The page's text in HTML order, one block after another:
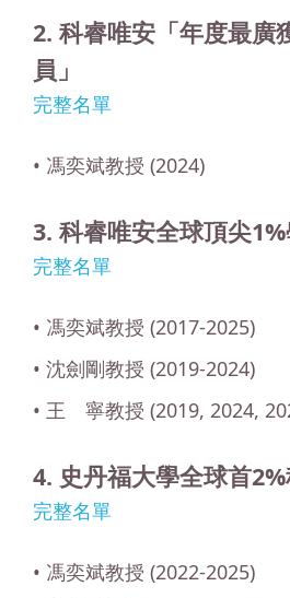
2. 科睿唯安「年度最廣
員」
完整名單
• 馮奕斌教授 (2024)
3. 科睿唯安全球頂尖
完整名單
• 馮奕斌教授 (2017-2025)
• 沈劍剛教授 (2019-2024)
• 王 寧教授 (2019, 2024,
4. 史丹福大學全球首
完整名單
• 馮奕斌教授 (2022-2025)